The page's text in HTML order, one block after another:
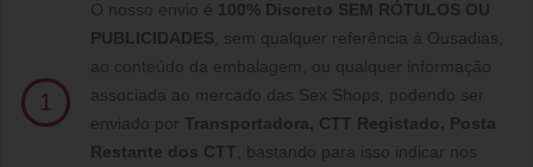
1
O nosso envio é 100% Discreto SEM RÓTULOS OU
PUBLICIDADES , sem qualquer referência à Ousadias,
ao conteúdo da embalagem, ou qualquer informação
associada ao mercado das Sex Shops, podendo ser
enviado por Transportadora, CTT Registado, Posta
Restante dos CTT , bastando para isso indicar nos